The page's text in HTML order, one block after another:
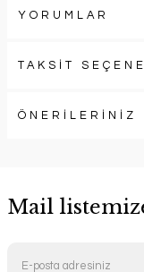
YORUMLAR
TAKSİT
ÖNERİLERİNİZ
Mail